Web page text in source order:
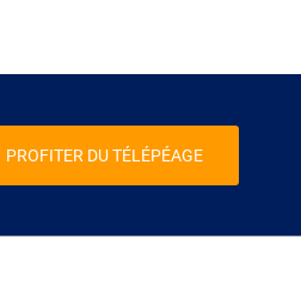
PROFITER DU TÉLÉPÉAGE